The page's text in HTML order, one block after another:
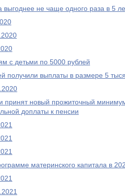
выгоднее не чаще одного раза в 5
с детьми по 5000 рублей
получили выплаты в размере 5
принят новый прожиточный
доплаты к пенсии
материнского капитала в